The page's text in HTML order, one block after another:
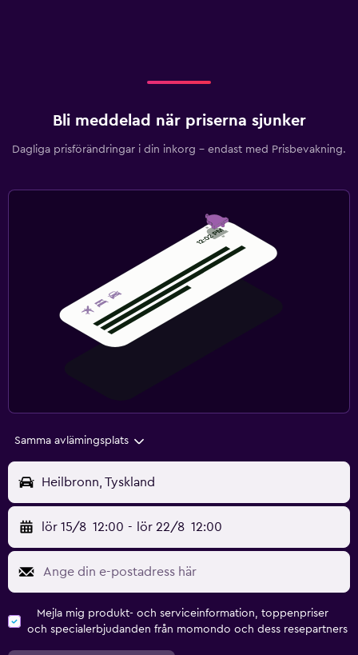
Bli meddelad när priserna sjunker
Dagliga prisförändringar i din inkorg – endast med Prisbevakning.
Samma avlämingsplats
Heilbronn, Tyskland
lör 15/8 12:00 - lör 22/8 12:00
Mejla mig produkt- och serviceinformation, toppenpriser
och specialerbjudanden från momondo och dess resepartners